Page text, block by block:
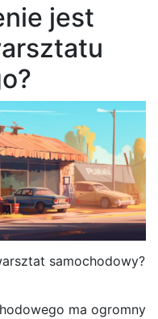
jest
samochodowy?
ma ogromny